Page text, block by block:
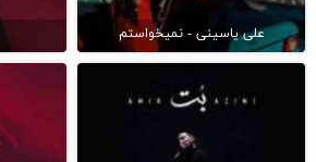
علی یاسینی - نمیخواستم